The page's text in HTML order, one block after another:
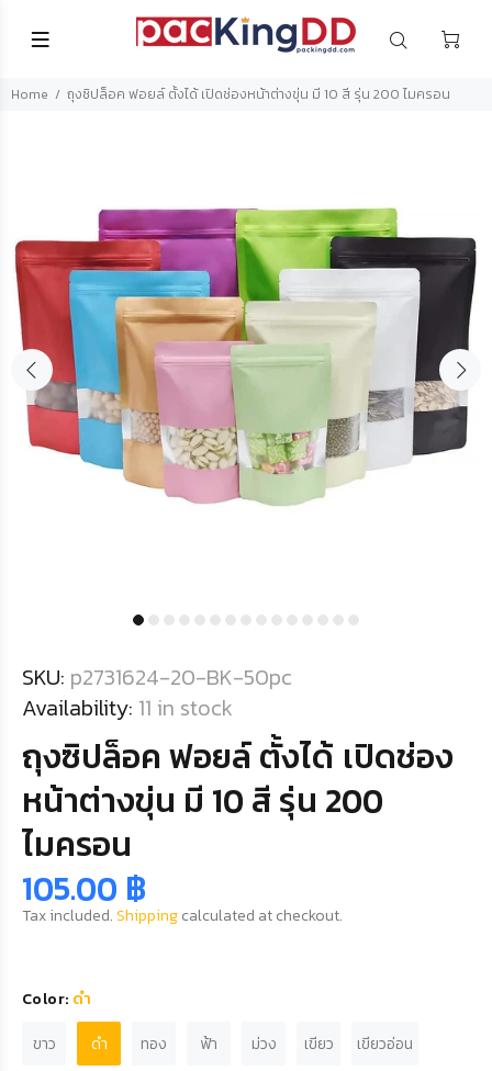
Home ถุงซิปล็อค ฟอยล์ ตั้งได้ เปิดช่องหน้าต่างขุ่น มี 10 สี รุ่น 200 ไมครอน
SKU: p2731624-20-BK-50pc
Availability: 11 in stock
ถุงซิปล็อค ฟอยล์ ตั้งได้ เปิดช่อง
หน้าต่างขุ่น มี 10 สี รุ่น 200
ไมครอน
105.00 ฿
Tax included.Shippingcalculated at checkout.
Color: ดำ
ขาว
ดำ ทอง ฟ้า ม่วง เขียว เขียวอ่อน